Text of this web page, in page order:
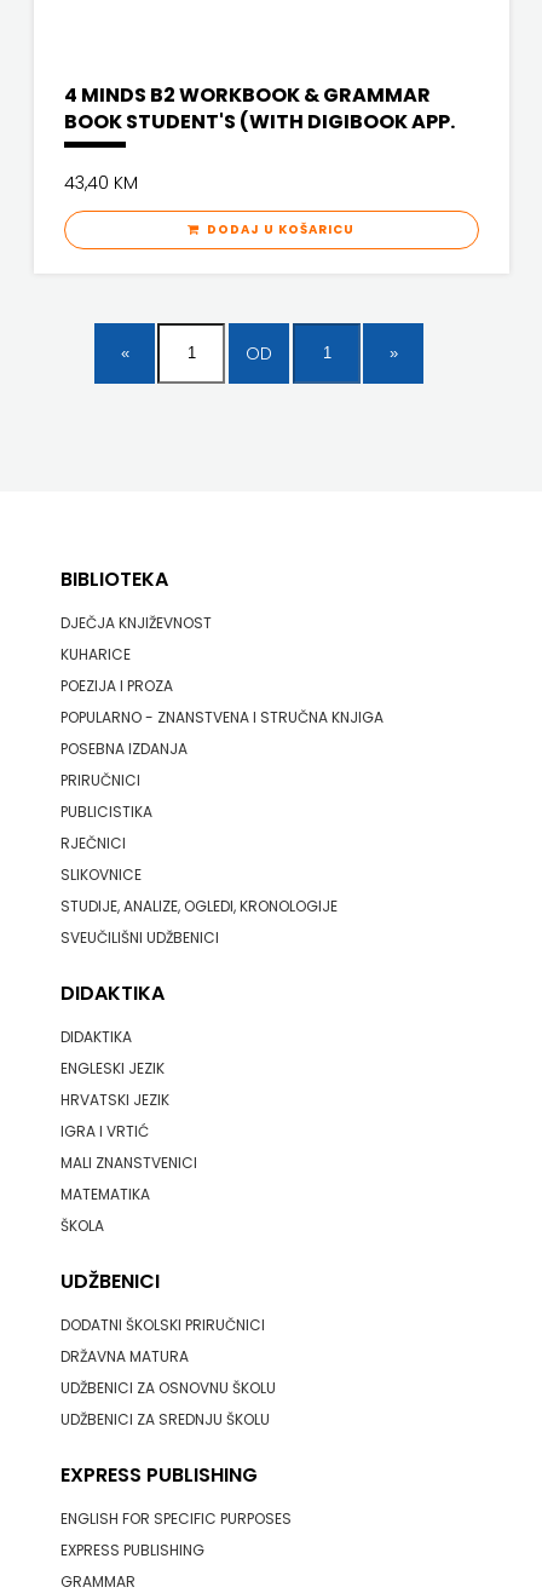
4 MINDS B2 WORKBOOK & GRAMMAR
BOOK STUDENT'S (WITH DIGIBOOK APP.
43,40 KM
DODAJ U KOŠARICU
OD
BIBLIOTEKA
DJEČJA KNJIŽEVNOST
KUHARICE
POEZIJA I PROZA
POPULARNO - ZNANSTVENA I STRUČNA KNJIGA
POSEBNA IZDANJA
PRIRUČNICI
PUBLICISTIKA
RJEČNICI
SLIKOVNICE
STUDIJE, ANALIZE, OGLEDI, KRONOLOGIJE
SVEUČILIŠNI UDŽBENICI
DIDAKTIKA
DIDAKTIKA
ENGLESKI JEZIK
HRVATSKI JEZIK
IGRA I VRTIĆ
MALI ZNANSTVENICI
MATEMATIKA
ŠKOLA
UDŽBENICI
DODATNI ŠKOLSKI PRIRUČNICI
DRŽAVNA MATURA
UDŽBENICI ZA OSNOVNU ŠKOLU
UDŽBENICI ZA SREDNJU ŠKOLU
EXPRESS PUBLISHING
ENGLISH FOR SPECIFIC PURPOSES
EXPRESS PUBLISHING
GRAMMAR